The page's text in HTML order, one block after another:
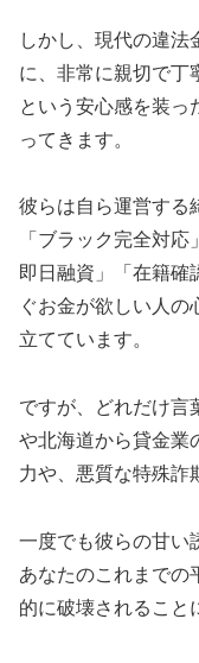
しかし、現代の違法
に、非常に親切で丁
という安心感を装っ
ってきます。
彼らは自ら運営する
「ブラック完全対
即日融資」「在籍確
ぐお金が欲しい人の
立てています。
ですが、どれだけ言
や北海道から貸金業
力や、悪質な特殊詐
一度でも彼らの甘い
あなたのこれまでの
的に破壊されること